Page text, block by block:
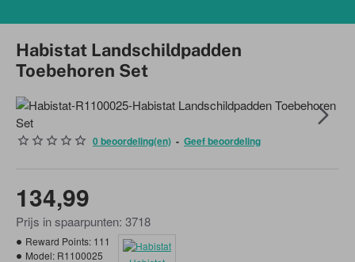
Habistat Landschildpadden
Toebehoren Set
MOMENTEEL NIET LEVERBAAR!
0 beoordeling(en) - Geef beoordeling
134,99
Prijs in spaarpunten: 3718
Reward Points: 111
Model: R1100025